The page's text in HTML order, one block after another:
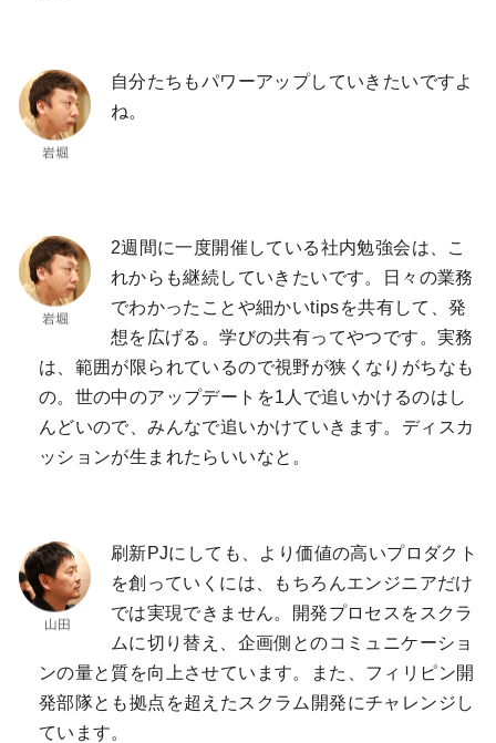
自分たちもパワーアップしていきたいですよ
ね。
2週間に一度開催している社内勉強会は、こ
れからも継続していきたいです。日々の業務
でわかったことや細かいtipsを共有して、発
想を広げる。学びの共有ってやつです。実務
は、範囲が限られているので視野が狭くなりがちなも
の。世の中のアップデートを1人で追いかけるのはし
んどいので、みんなで追いかけていきます。ディスカ
ッションが生まれたらいいなと。
刷新PJにしても、より価値の高いプロダクト
を創っていくには、もちろんエンジニアだけ
では実現できません。開発プロセスをスクラ
ムに切り替え、企画側とのコミュニケーショ
ンの量と質を向上させています。また、フィリピン開
発部隊とも拠点を超えたスクラム開発にチャレンジし
ています。